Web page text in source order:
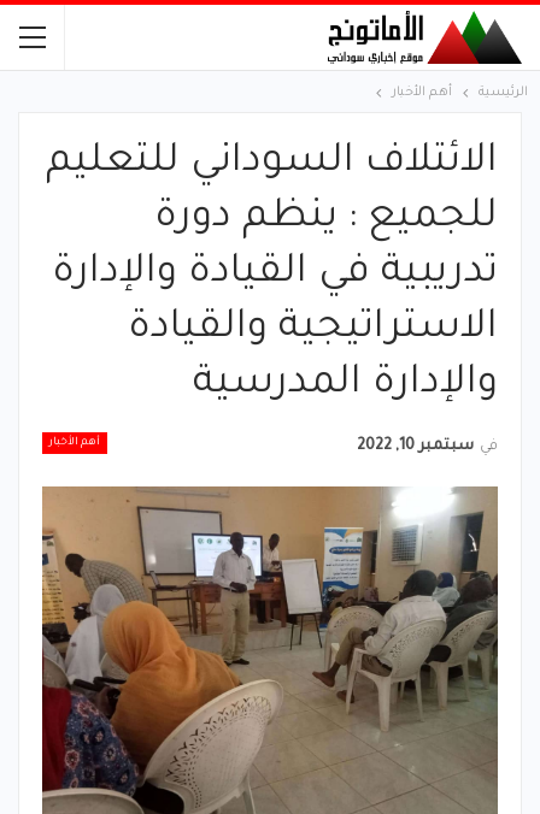
الرئيسية أهم الأخبار
الائتلاف السوداني للتعليم
للجميع : ينظم دورة
تدريبية في القيادة والإدارة
الاستراتيجية والقيادة
والإدارة المدرسية
أهم الأخبار في سبتمبر 10, 2022